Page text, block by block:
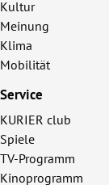
Kultur
Meinung
Klima
Mobilität
Service
KURIER club
Spiele
TV-Programm
Kinoprogramm